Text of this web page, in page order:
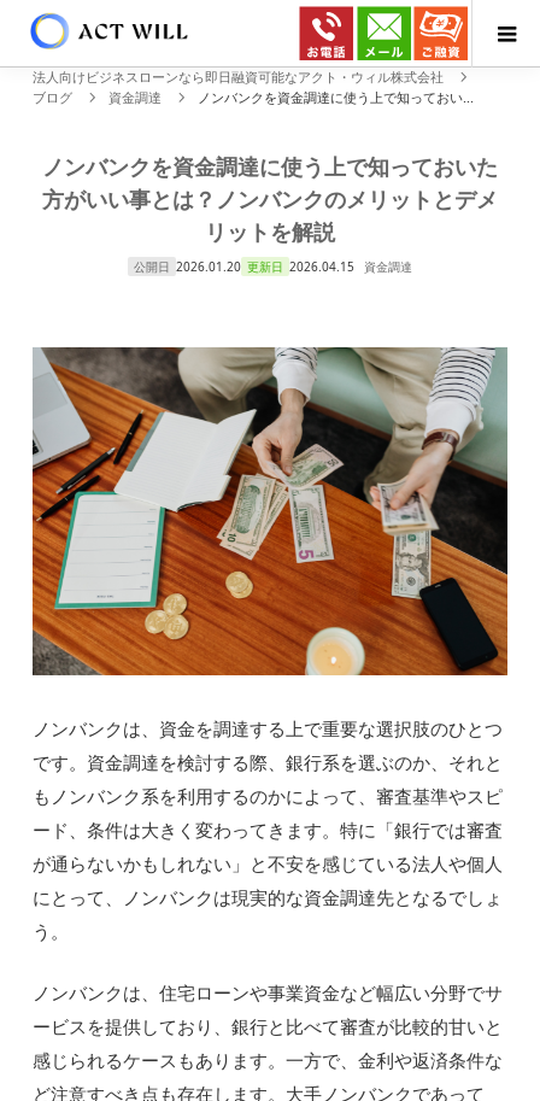
法人向けビジネスローンなら即日融資可能なアクト・ウィル株式会社
ブログ
資金調達 ノンバンクを資金調達に使う上で知っておい...
ノンバンクを資金調達に使う上で知っておいた
方がいい事とは？ノンバンクのメリットとデメ
リットを解説
公開日 2026.01.20 更新日 2026.04.15 資金調達
ノンバンクは、資金を調達する上で重要な選択肢のひとつ
です。資金調達を検討する際、銀行系を選ぶのか、それと
もノンバンク系を利用するのかによって、審査基準やスピ
ード、条件は大きく変わってきます。特に「銀行では審査
が通らないかもしれない」と不安を感じている法人や個人
にとって、ノンバンクは現実的な資金調達先となるでしょ
う。
ノンバンクは、住宅ローンや事業資金など幅広い分野でサ
ービスを提供しており、銀行と比べて審査が比較的甘いと
感じられるケースもあります。一方で、金利や返済条件な
ど注意すべき点も存在します。大手ノンバンクであって